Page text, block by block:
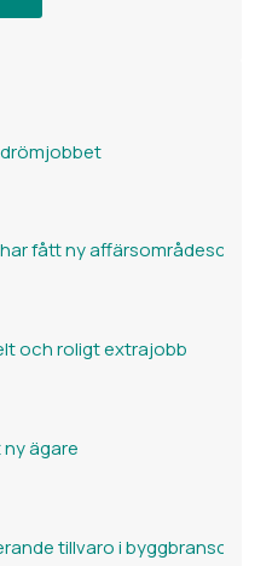
fått ny affärsområdeschef
och roligt extrajobb
ägare
tillvaro i byggbranschen